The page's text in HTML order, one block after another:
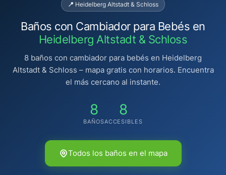
📍 Heidelberg Altstadt & Schloss
Baños con Cambiador para Bebés en
Heidelberg Altstadt & Schloss
8 baños con cambiador para bebés en Heidelberg
Altstadt & Schloss – mapa gratis con horarios. Encuentra
el más cercano al instante.
8
BAÑOS
8
ACCESIBLES
Todos los baños en el mapa